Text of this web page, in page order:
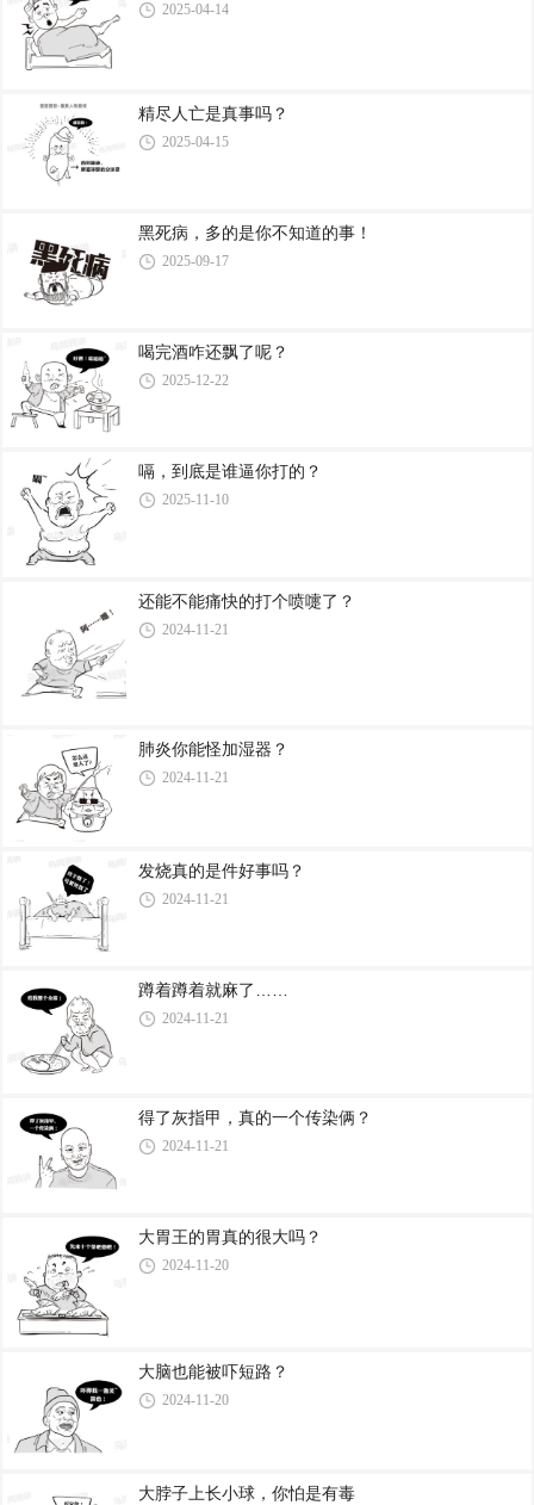
2025-04-14
精尽人亡是真事吗？
2025-04-15
黑死病，多的是你不知道的事！
2025-09-17
喝完酒咋还飘了呢？
2025-12-22
嗝，到底是谁逼你打的？
2025-11-10
还能不能痛快的打个喷嚏了？
2024-11-21
肺炎你能怪加湿器？
2024-11-21
发烧真的是件好事吗？
2024-11-21
蹲着蹲着就麻了……
2024-11-21
得了灰指甲，真的一个传染俩？
2024-11-21
大胃王的胃真的很大吗？
2024-11-20
大脑也能被吓短路？
2024-11-20
大脖子上长小球，你怕是有毒